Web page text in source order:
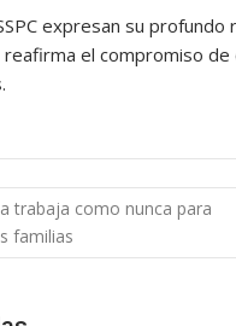
expresan su
el compromiso
trabaja como nunca para
familias